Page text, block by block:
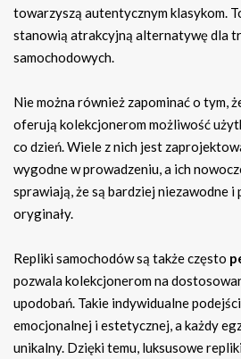
towarzyszą autentycznym klasykom.
stanowią atrakcyjną alternatywę dla
samochodowych.
Nie można również zapominać o tym,
oferują kolekcjonerom możliwość
co dzień. Wiele z nich jest
wygodne w prowadzeniu, a ich
sprawiają, że są bardziej niezawodne
oryginały.
Repliki samochodów są także często
pozwala kolekcjonerom na
upodobań. Takie indywidualne
emocjonalnej i estetycznej, a każdy
unikalny. Dzięki temu, luksusowe